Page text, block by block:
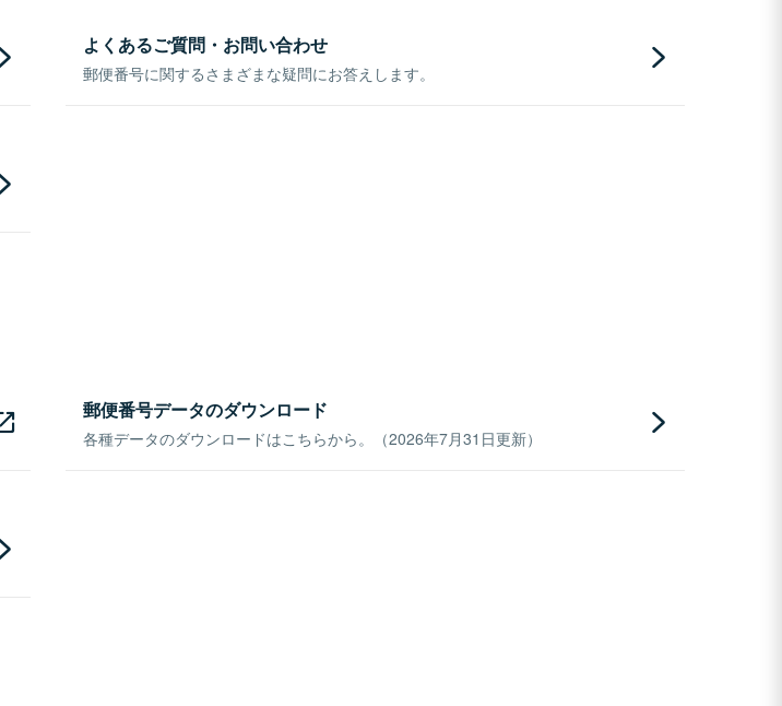
よくあるご質問・お問い合わせ
郵便番号に関するさまざまな疑問にお答えします。
郵便番号データのダウンロード
各種データのダウンロードはこちらから。（2026年7月31日更新）